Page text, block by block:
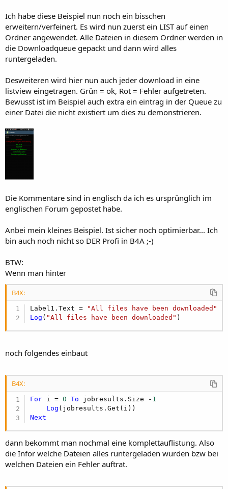
Ich habe diese Beispiel nun noch ein bisschen
erweitern/verfeinert. Es wird nun zuerst ein LIST auf einen
Ordner angewendet. Alle Dateien in diesem Ordner werden in
die Downloadqueue gepackt und dann wird alles
runtergeladen.
Desweiteren wird hier nun auch jeder download in eine
listview eingetragen. Grün = ok, Rot = Fehler aufgetreten.
Bewusst ist im Beispiel auch extra ein eintrag in der Queue zu
einer Datei die nicht existiert um dies zu demonstrieren.
Die Kommentare sind in englisch da ich es ursprünglich im
englischen Forum gepostet habe.
Anbei mein kleines Beispiel. Ist sicher noch optimierbar... Ich
bin auch noch nicht so DER Profi in B4A ;-)
BTW:
Wenn man hinter
B4X:
Label1.Text =
"All files have been downloaded"
Log ( "All files have been downloaded" )
noch folgendes einbaut
B4X:
For i = 0 To jobresults.Size - 1
Log
Next
dann bekommt man nochmal eine komplettauflistung. Also
die Infor welche Dateien alles runtergeladen wurden bzw bei
welchen Dateien ein Fehler auftrat.